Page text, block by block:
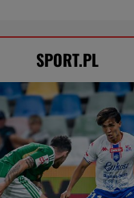
SPORT.PL